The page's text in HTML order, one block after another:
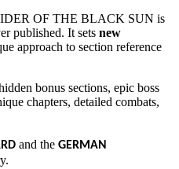
OF THE BLACK SUN is
published. It sets new
approach to section reference
bonus sections, epic boss
chapters, detailed combats,
and the GERMAN